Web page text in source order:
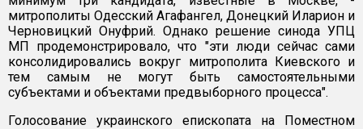
митрополиты Одесский Агафангел, Донецкий Иларион и
Черновицкий Онуфрий. Однако решение синода УПЦ
МП продемонстрировало, что "эти люди сейчас сами
консолидировались вокруг митрополита Киевского и
тем самым не могут быть самостоятельными
субъектами и объектами предвыборного процесса".
Голосование украинского епископата на Поместном